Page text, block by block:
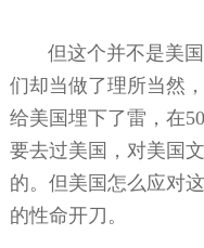
但这个并不是美国
们却当做了理所当然
给美国埋下了雷，在
要去过美国，对美国
的。但美国怎么应对
的性命开刀。